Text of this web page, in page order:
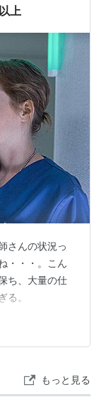
上
さんの状況っ
・・・。こん
ち、大量の仕
る。
もっと見る